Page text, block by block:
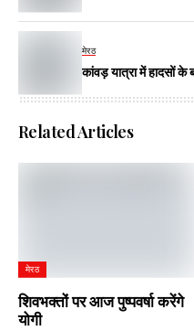
मेरठ
कांवड़ यात्रा में हादसों के
Related Articles
मेरठ
शिवभक्तों पर आज पुष्पवर्षा करेंगे
योगी